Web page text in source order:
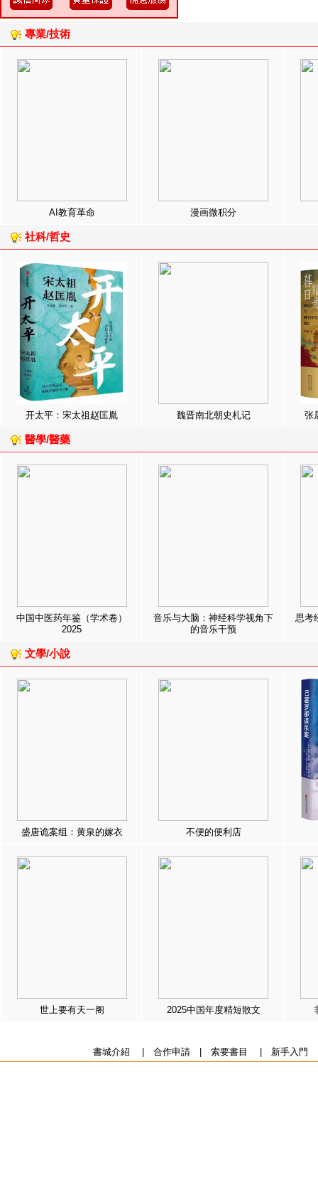
專業/技術
AI教育革命 漫画微积分
社科/哲史
开太平：宋太祖赵匡胤 魏晋南北朝史札记 张
醫學/醫藥
中国中医药年鉴（学术卷）
2025
音乐与大脑：神经科学视角下
的音乐干预
思考
文學/小說
盛唐诡案组：黄泉的嫁衣 不便的便利店
世上要有天一阁 2025中国年度精短散文
書城介紹 合作申請| 索要書目 新手入門